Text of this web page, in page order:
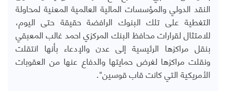
النقد الدولي والمؤسسات المالية العالمية المعنية لمحاولة
التغطية على تلك البنوك الرافضة حقيقة حتى اليوم،
للامتثال لقرارات محافظ البنك المركزي احمد غالب المعبقي
بنقل مراكزها الرئيسية إلى عدن والإدعاء بأنها انتقلت
ونقلت مراكزها لغرض حمايتها والدفاع عنها من العقوبات
الأمريكية التي كانت قاب قوسين".